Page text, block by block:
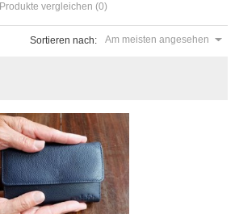
Produkte vergleichen (0)
Sortieren nach: Am meisten angesehen